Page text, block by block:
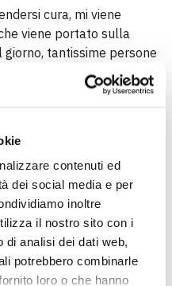
contenuti ed
dei social media e per
inoltre
il nostro sito con i
di analisi dei dati web,
potrebbero combinarle
loro o che hanno
cura, mi viene
viene portato sulla
giorno, tantissime persone
e allora i quattro che
fendere la folla,
ilparalitico in prima fila,
nell’incontro con
sua guarigione.
corpo, Gesù gli dice:
Gli dice in altre parole
capacità.” È questa la
delcuore, ed è quasi
a partire dal
dopo infatti, Gesù gli